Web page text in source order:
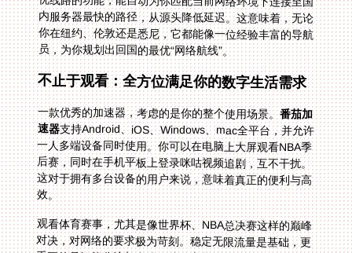
员，为你规划出回国的最优“网络航线”。
不止于观看：全方位满足你的数字生活需求
一款优秀的加速器，考虑的是你的整个使用场景。番茄加
速器支持Android、iOS、Windows、mac全平台，并允许
一人多端设备同时使用。你可以在电脑上大屏观看NBA季
后赛，同时在手机平板上登录咪咕视频追剧，互不干扰。
这对于拥有多台设备的用户来说，意味着真正的便利与高
效。
观看体育赛事，尤其是像世界杯、NBA总决赛这样的巅峰
对决，对网络的要求极为苛刻。稳定无限流量是基础，更
重要的是智能分流与专线保障。它能够智能识别你的网络
请求，将影音、游戏数据通过精选的回国专线传输，独享
100M带宽确保高清直播流畅通无阻，彻底告别缓冲和画
质下降。当你为一次精彩的进球欢呼时，绝不会因为网络